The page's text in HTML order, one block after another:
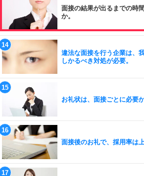
面接の結果が出るまでの時
か。
違法な面接を行う企業は、
しかるべき対処が必要。
お礼状は、面接ごとに必要か
面接後のお礼で、採用率は上